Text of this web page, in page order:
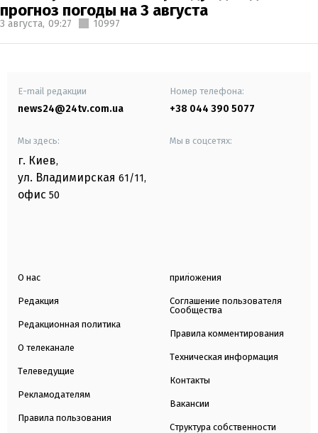
прогноз погоды на 3 августа
3 августа, 09:27 10997
E-mail редакции
news24@24tv.com.ua
Номер телефона:
+38 044 390 5077
Мы здесь:
г. Киев,
ул. Владимирская 61/11,
офис 50
Мы в соцсетях:
О нас
Редакция
Редакционная политика
О телеканале
Телеведущие
Рекламодателям
Правила пользования
приложения
Соглашение пользователя
Сообщества
Правила комментирования
Техническая информация
Контакты
Вакансии
Структура собственности